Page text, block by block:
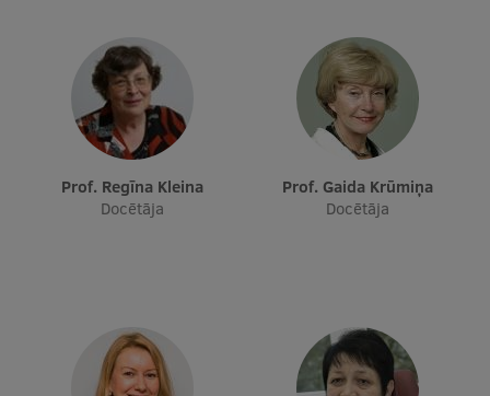
Mobilitātes programmas
Starptautiskie sadarbības partneri
Prof. Regīna Kleina
Docētāja
Prof. Gaida Krūmiņa
Docētāja